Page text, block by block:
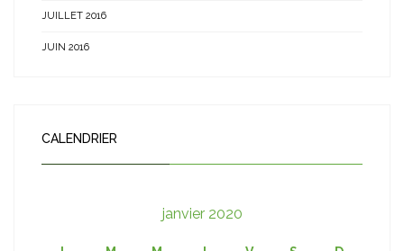
JUILLET 2016
JUIN 2016
CALENDRIER
janvier 2020